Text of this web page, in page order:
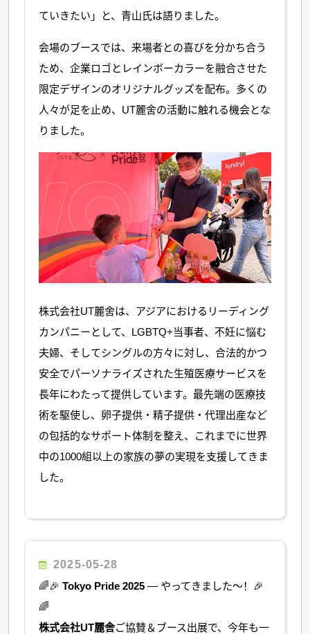
ていきたい」と、青山氏は語りました。
会場のブースでは、来場者との喜びを分かち合う
ため、企業ロゴとレインボーカラーを融合させた
限定デザインのオリジナルグッズを配布。多くの
人々が足を止め、UT麗舍の活動に触れる機会とな
りました。
株式会社UT麗舍は、アジアにおけるリーディング
カンパニーとして、LGBTQ+当事者、不妊に悩む
夫婦、そしてシングルの方々に対し、合法的かつ
安全でパーソナライズされた生殖医療サービスを
長年にわたって提供しています。最先端の医療技
術を駆使し、卵子提供・精子提供・代理出産など
の包括的なサポート体制を整え、これまでに世界
中の1000組以上の家族の夢の実現を支援してきま
した。
2025-05-28
🌈🎉 Tokyo Pride 2025 — やってきました〜！🎉
🌈
株式会社UT麗舎ご協賛＆ブース出展で、今年も一